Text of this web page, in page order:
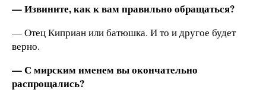
— Извините, как к вам правильно обращаться?
— Отец Киприан или батюшка. И то и другое будет
верно.
— С мирским именем вы окончательно
распрощались?